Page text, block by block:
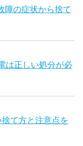
障の症状から捨て
は正しい処分が必
て方と注意点を